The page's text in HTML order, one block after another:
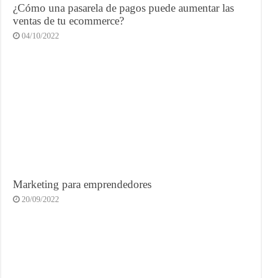
¿Cómo una pasarela de pagos puede aumentar las
ventas de tu ecommerce?
04/10/2022
Marketing para emprendedores
20/09/2022